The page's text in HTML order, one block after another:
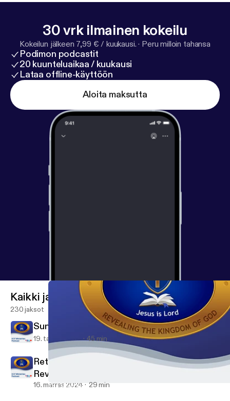
30 vrk ilmainen kokeilu
Kokeilun jälkeen 7,99 € / kuukausi. · Peru milloin tahansa
Podimon podcastit
20 kuunteluaikaa / kuukausi
Lataa offline-käyttöön
Aloita maksutta
The Need to Know God - Apostle Kingsley Ajei-Godson -
Kaikki jaksot
230 jaksot
Sunday Service - Min. David Dela
19. tammi 2025 45 min
Returning to Our First Love to Finish Well -
Rev Keith
16. marras 2024 29 min